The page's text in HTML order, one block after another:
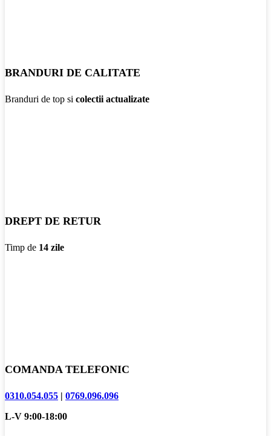
BRANDURI DE CALITATE
Branduri de top si colectii actualizate
DREPT DE RETUR
Timp de 14 zile
COMANDA TELEFONIC
0310.054.055 | 0769.096.096
L-V 9:00-18:00